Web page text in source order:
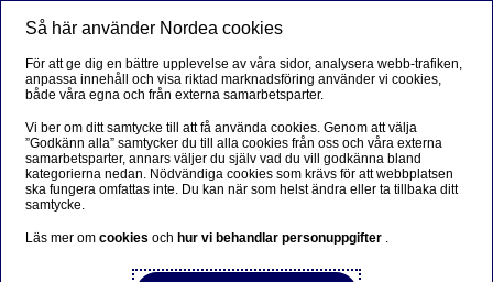
Så här använder Nordea cookies
För att ge dig en bättre upplevelse av våra sidor, analysera webb-trafiken,
anpassa innehåll och visa riktad marknadsföring använder vi cookies,
både våra egna och från externa samarbetsparter.
Vi ber om ditt samtycke till att få använda cookies. Genom att välja
”Godkänn alla” samtycker du till alla cookies från oss och våra externa
samarbetsparter, annars väljer du själv vad du vill godkänna bland
kategorierna nedan. Nödvändiga cookies som krävs för att webbplatsen
ska fungera omfattas inte. Du kan när som helst ändra eller ta tillbaka ditt
samtycke.
Läs mer omcookiesoch hur vi behandlar personuppgifter .